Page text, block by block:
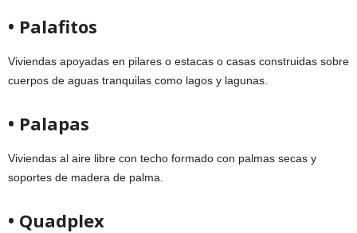
• Palafitos
Viviendas apoyadas en pilares o estacas o casas construidas sobre
cuerpos de aguas tranquilas como lagos y lagunas.
• Palapas
Viviendas al aire libre con techo formado con palmas secas y
soportes de madera de palma.
• Quadplex